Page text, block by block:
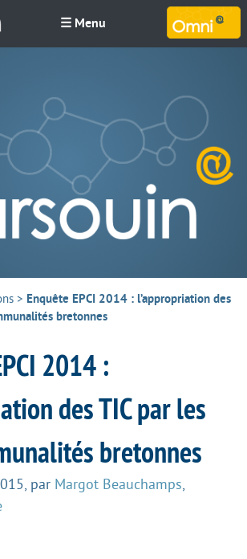
☰ Menu
> Enquête EPCI 2014 : l’appropriation des
bretonnes
2014 :
des TIC par les
bretonnes
, par Margot Beauchamps,